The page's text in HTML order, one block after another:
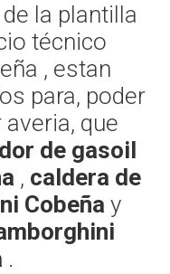
la plantilla
técnico
, estan
para, poder
que
de gasoil
, caldera de
Cobeña y
.